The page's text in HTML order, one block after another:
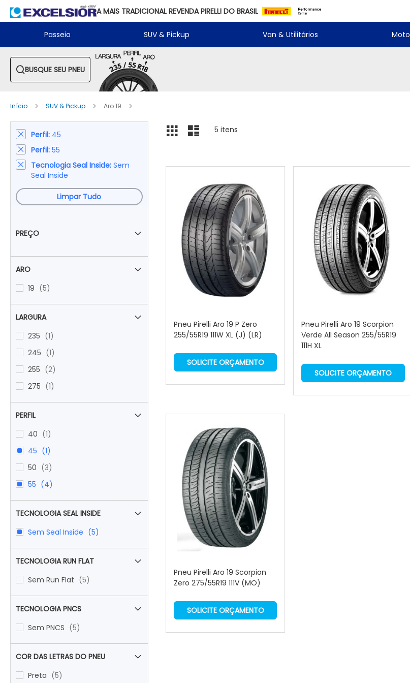
A MAIS TRADICIONAL REVENDA PIRELLI DO BRASIL
Passeio SUV & Pickup Van & Utilitários Moto
BUSQUE SEU PNEU
Início SUV & Pickup Aro 19
Ver
como
GradeLista 5 itens
Pneu Pirelli Aro 19 P Zero
255/55R19 111W XL (J) (LR)
SOLICITE ORÇAMENTO
Pneu Pirelli Aro 19 Scorpion
Verde All Season 255/55R19
111H XL
SOLICITE ORÇAMENTO
Pneu Pirelli Aro 19 Scorpion
Zero 275/55R19 111V (MO)
SOLICITE ORÇAMENTO
Perfil 45
Remover
este
Item
Perfil 55
Remover
este
Item
Tecnologia Seal Inside Sem
Seal Inside
Remover
este
Item
Limpar Tudo
PREÇO
ARO
19
5items
LARGURA
235
1item
245
1item
255
2items
275
1item
PERFIL
40
1item
45
1item
50
3items
55
4items
TECNOLOGIA SEAL INSIDE
Sem Seal Inside
5items
TECNOLOGIA RUN FLAT
Sem Run Flat
5items
TECNOLOGIA PNCS
Sem PNCS
5items
COR DAS LETRAS DO PNEU
Preta
5items